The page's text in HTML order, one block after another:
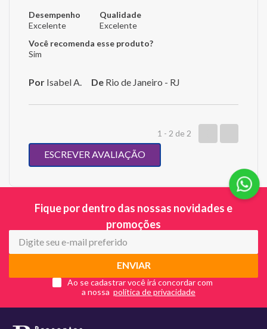
Desempenho
Excelente
Qualidade
Excelente
Você recomenda esse produto?
Sim
Por Isabel A. De Rio de Janeiro - RJ
1 - 2 de 2
ESCREVER AVALIAÇÃO
Fique por dentro das nossas novidades e
promoções
ENVIAR
Ao se cadastrar você irá concordar com
a nossa